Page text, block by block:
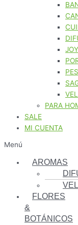
PARA
SALE
MI CUENTA
Menú
AROMAS
FLORES
&
BOTÁNICOS